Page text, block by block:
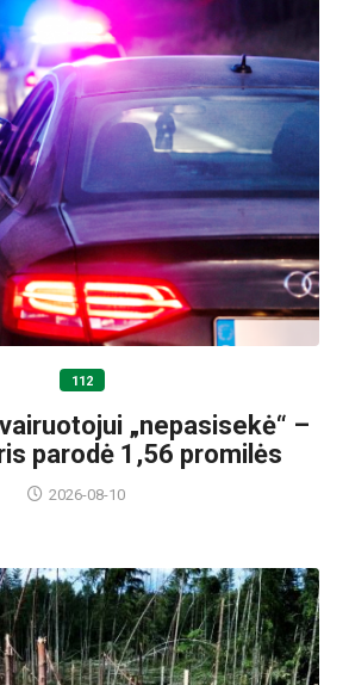
112
„nepasisekė“ –
parodė 1,56 promilės
2026-08-10